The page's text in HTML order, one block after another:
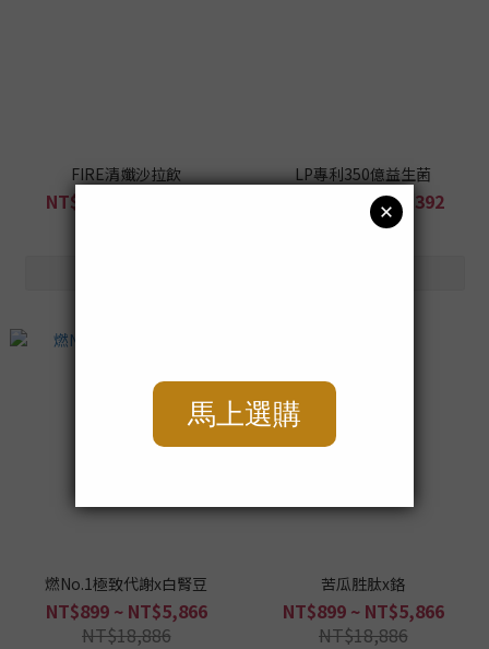
FIRE清孅沙拉飲
NT$799 ~ NT$3,992
LP專利350億益生菌
NT$489 ~ NT$2,392
NT$5,832
燃No.1極致代謝x白腎豆
NT$899 ~ NT$5,866
NT$18,886
苦瓜胜肽x鉻
NT$899 ~ NT$5,866
NT$18,886